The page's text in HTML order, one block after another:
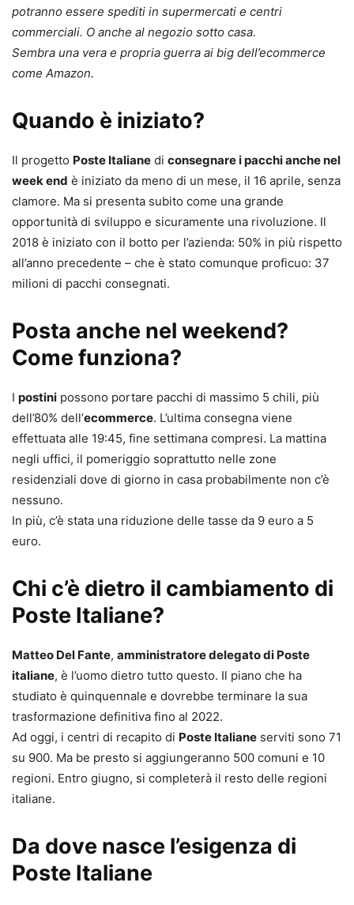
potranno essere spediti in supermercati e centri
commerciali. O anche al negozio sotto casa.
Sembra una vera e propria guerra ai big dell’ecommerce
come Amazon.
Quando è iniziato?
Il progetto Poste Italiane di consegnare i pacchi anche nel
week end è iniziato da meno di un mese, il 16 aprile, senza
clamore. Ma si presenta subito come una grande
opportunità di sviluppo e sicuramente una rivoluzione. Il
2018 è iniziato con il botto per l’azienda: 50% in più rispetto
all’anno precedente – che è stato comunque proficuo: 37
milioni di pacchi consegnati.
Posta anche nel weekend?
Come funziona?
I postini possono portare pacchi di massimo 5 chili, più
dell’80% dell’ecommerce. L’ultima consegna viene
effettuata alle 19:45, fine settimana compresi. La mattina
negli uffici, il pomeriggio soprattutto nelle zone
residenziali dove di giorno in casa probabilmente non c’è
nessuno.
In più, c’è stata una riduzione delle tasse da 9 euro a 5
euro.
Chi c’è dietro il cambiamento di
Poste Italiane?
Matteo Del Fante, amministratore delegato di Poste
italiane, è l’uomo dietro tutto questo. Il piano che ha
studiato è quinquennale e dovrebbe terminare la sua
trasformazione definitiva fino al 2022.
Ad oggi, i centri di recapito di Poste Italiane serviti sono 71
su 900. Ma be presto si aggiungeranno 500 comuni e 10
regioni. Entro giugno, si completerà il resto delle regioni
italiane.
Da dove nasce l’esigenza di
Poste Italiane